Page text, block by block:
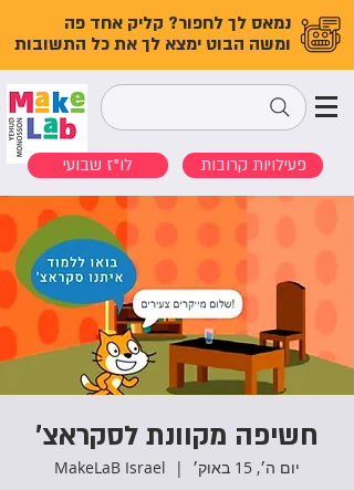
נמאס לך לחפור? קליק אחד פה
ומשה הבוט ימצא לך את כל התשובות
לו"ז שבועי פעילויות קרובות
חשיפה מקוונת לסקראצ'
יום ה׳, 15 באוק׳
  |
MakeLaB Israel